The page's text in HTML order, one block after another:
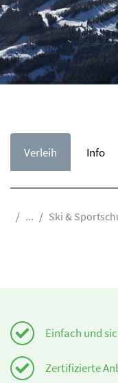
Verleih Info
... Ski &
Einfach und
Zertifizierte